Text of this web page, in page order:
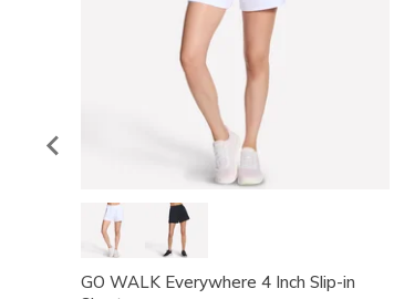
GO WALK Everywhere 4 Inch Slip-in